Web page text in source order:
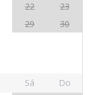
22
23
29
30
Sá
Do